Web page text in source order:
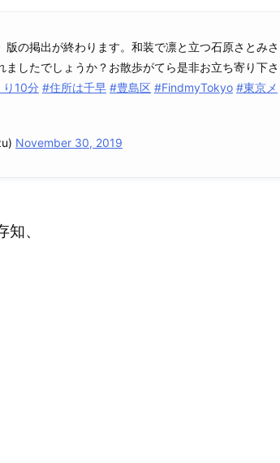
の掲出が終わります。和装で凛と立つ石原さとみさ
したでしょうか？お散歩がてら是非お立ち寄り下さ
り10分 #住所は千早 #豊島区 #FindmyTokyo #東京メ
November 30, 2019
、